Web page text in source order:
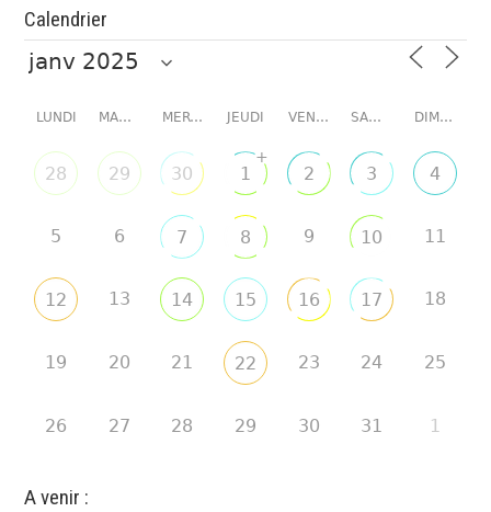
Calendrier
LUNDI MARDI MERCREDI JEUDI VENDREDI SAMEDI DIMANCHE
28 29 30 1
+
2 3 4
5 6 7 8 9 10 11
12 13 14 15 16 17 18
19 20 21 22 23 24 25
26 27 28 29 30 31 1
A venir :